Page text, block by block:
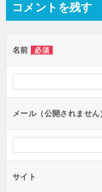
ビ
ー
シ
ョ
ン
コメントを残す
名前 必須
メール（公開されません
サイト